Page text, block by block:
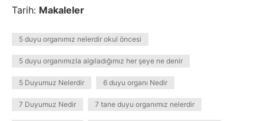
Tarih: Makaleler
5 duyu organımız nelerdir okul öncesi
5 duyu organımızla algıladığımız her şeye ne denir
5 Duyumuz Nelerdir 6 duyu organı Nedir
7 Duyumuz Nedir 7 tane duyu organımız nelerdir